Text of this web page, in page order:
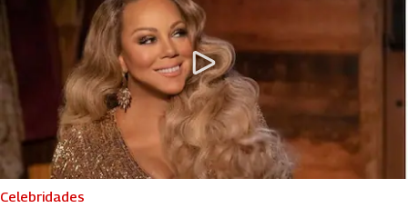
Celebridades